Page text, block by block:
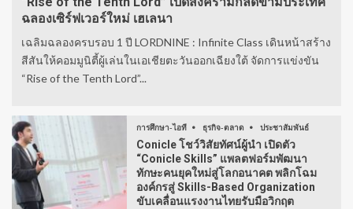
ฉลองเซิร์ฟเวอร์ใหม่ เฮเลนา
เฉลิมฉลองครบรอบ 1 ปี LORDNINE : Infinite Class เดินหน้าสร้าง
สีสันให้คอมมูนิตี้ผู้เล่นในเอเชียตะวันออกเฉียงใต้ จัดการแข่งขัน
“Rise of the Tenth Lord”...
การศึกษา-ไอที ธุรกิจ-ตลาด ประชาสัมพันธ์
Conicle โชว์วิสัยทัศน์ผู้นำ เปิดตัว
“Conicle Skills” แพลตฟอร์มพัฒนา
ทักษะคนยุคใหม่สู่โลกอนาคต พลิกโฉม
องค์กรสู่ Skills-Based Organization
ขับเคลื่อนแรงงานไทยรับมือวิกฤต